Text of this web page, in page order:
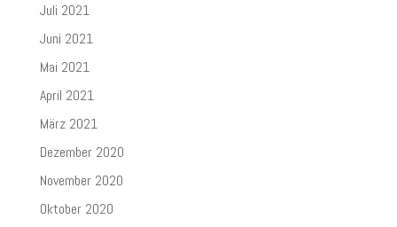
Juli 2021
Juni 2021
Mai 2021
April 2021
März 2021
Dezember 2020
November 2020
Oktober 2020